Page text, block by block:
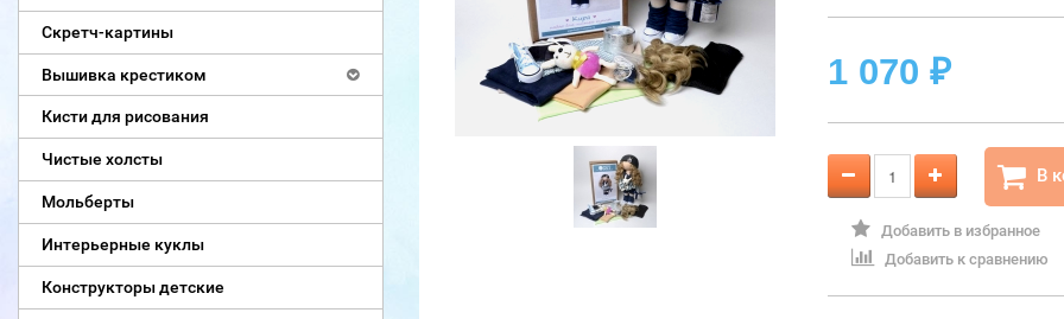
Скретч-картины
Вышивка крестиком
Кисти для рисования
Чистые холсты
Мольберты
Интерьерные куклы
Конструкторы детские
1 070 ₽
В
Добавить в избранное
Добавить к сравнению